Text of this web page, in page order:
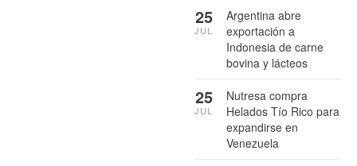
Argentina abre
exportación a
Indonesia de carne
bovina y lácteos
25
JUL
Nutresa compra
Helados Tío Rico para
expandirse en
Venezuela
25
JUL